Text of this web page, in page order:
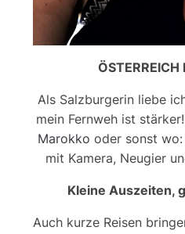
ÖSTERREICH
Als Salzburgerin liebe
mein Fernweh ist
Marokko oder sonst
mit Kamera, Neugier
Kleine Auszeiten,
Auch kurze Reisen